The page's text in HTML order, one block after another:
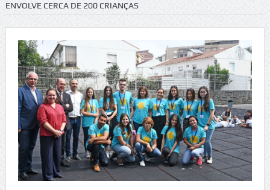
ENVOLVE CERCA DE 200 CRIANÇAS